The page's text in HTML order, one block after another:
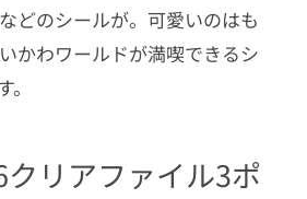
どのシールが。可愛いのはも
かわワールドが満喫できるシ
クリアファイル3ポ